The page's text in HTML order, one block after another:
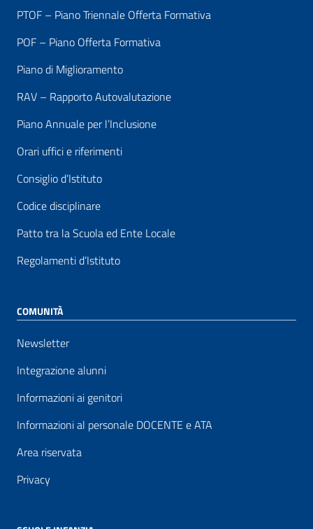
PTOF – Piano Triennale Offerta Formativa
POF – Piano Offerta Formativa
Piano di Miglioramento
RAV – Rapporto Autovalutazione
Piano Annuale per l’Inclusione
Orari uffici e riferimenti
Consiglio d’Istituto
Codice disciplinare
Patto tra la Scuola ed Ente Locale
Regolamenti d’Istituto
COMUNITÀ
Newsletter
Integrazione alunni
Informazioni ai genitori
Informazioni al personale DOCENTE e ATA
Area riservata
Privacy